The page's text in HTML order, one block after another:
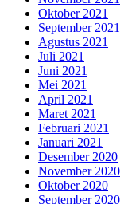
Oktober 2021
September 2021
Agustus 2021
Juli 2021
Juni 2021
Mei 2021
April 2021
Maret 2021
Februari 2021
Januari 2021
Desember 2020
November 2020
Oktober 2020
September 2020